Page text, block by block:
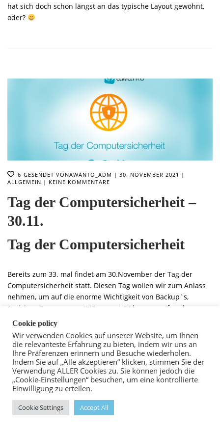
hat sich doch schon längst an das typische Layout gewöhnt,
oder?
6 GESENDET VONAWANTO_ADM
30. NOVEMBER 2021
ALLGEMEIN
KEINE KOMMENTARE
Tag der Computersicherheit –
30.11.
Tag der Computersicherheit
Bereits zum 33. mal findet am 30.November der Tag der
Computersicherheit statt. Diesen Tag wollen wir zum Anlass
nehmen, um auf die enorme Wichtigkeit von Backup`s,
Antiviren-Programmen & Passwort-Sicherung aufmerksam zu
machen.
Im Laufe der Zeit hat sich Einiges verändert und
weiterentwickelt. Lange schon ist es an der Zeit den USB-Stick
gegen eine vernünftige Speichervariante zu tauschen.
Welche Möglichkeiten es gibt, ihr Unternehmen vor Verlusten
zu schützen, haben wir im nachfolgenden Text erklärt.
Backup–hier gibt es verschiedene Arten:
Cookie policy
Wir verwenden Cookies auf unserer Website, um Ihnen
die relevanteste Erfahrung zu bieten, indem wir uns an
Ihre Präferenzen erinnern und Besuche wiederholen.
Indem Sie auf „Alle akzeptieren“ klicken, stimmen Sie der
Verwendung ALLER Cookies zu. Sie können jedoch die
„Cookie-Einstellungen“ besuchen, um eine kontrollierte
Einwilligung zu erteilen.
Cookie Settings Accept All